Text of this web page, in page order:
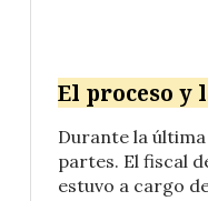
El proceso y
Durante la
partes. El fiscal
estuvo a cargo